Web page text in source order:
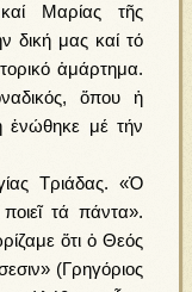
Μαρίας τῆς
δική μας καί τό
ἁμάρτημα.
ὅπου ἡ
ἑνώθηκε μέ τήν
Τριάδας. «Ὁ
τά πάντα».
ὅτι ὁ Θεός
(Γρηγόριος